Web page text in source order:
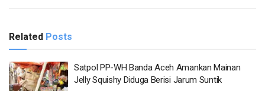
Related Posts
Satpol PP-WH Banda Aceh Amankan Mainan
Jelly Squishy Diduga Berisi Jarum Suntik